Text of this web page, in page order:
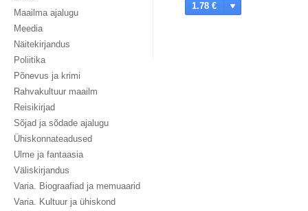
Maailma ajalugu
Meedia
Näitekirjandus
Poliitika
Põnevus ja krimi
Rahvakultuur maailm
Reisikirjad
Sõjad ja sõdade ajalugu
Ühiskonnateadused
Ulme ja fantaasia
Väliskirjandus
Varia. Biograafiad ja memuaarid
Varia. Kultuur ja ühiskond
1.78 €